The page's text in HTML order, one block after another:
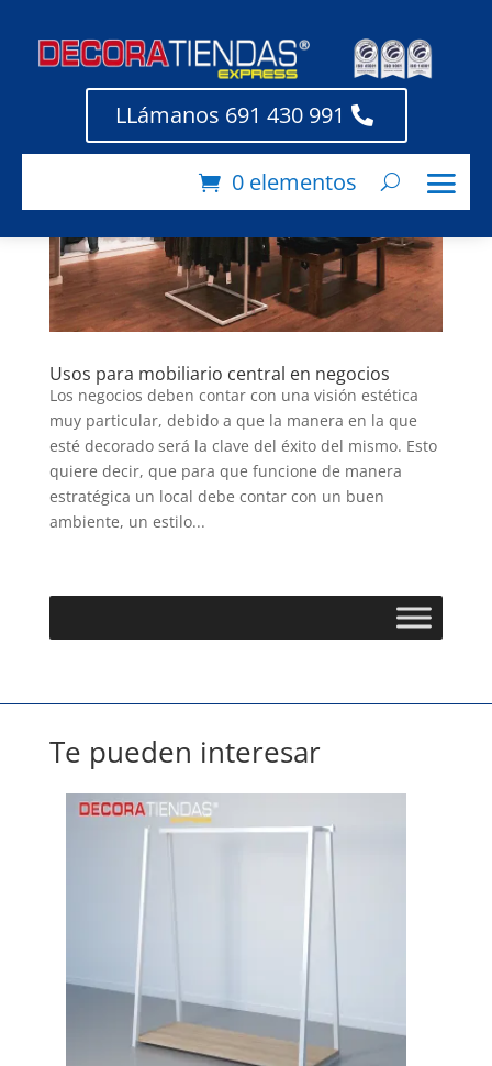
LLámanos 691 430 991
0 elementos
Usos para mobiliario central en negocios
Los negocios deben contar con una visión estética
muy particular, debido a que la manera en la que
esté decorado será la clave del éxito del mismo. Esto
quiere decir, que para que funcione de manera
estratégica un local debe contar con un buen
ambiente, un estilo...
Te pueden interesar